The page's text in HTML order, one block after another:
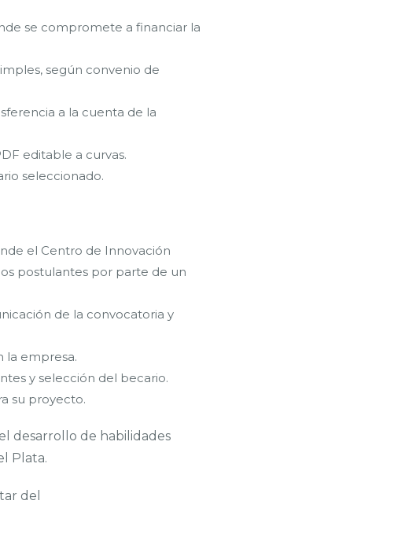
se compromete a financiar la
según convenio de
a la cuenta de la
editable a curvas.
seleccionado.
el Centro de Innovación
postulantes por parte de un
de la convocatoria y
la empresa.
y selección del becario.
su proyecto.
desarrollo de habilidades
Plata.
del